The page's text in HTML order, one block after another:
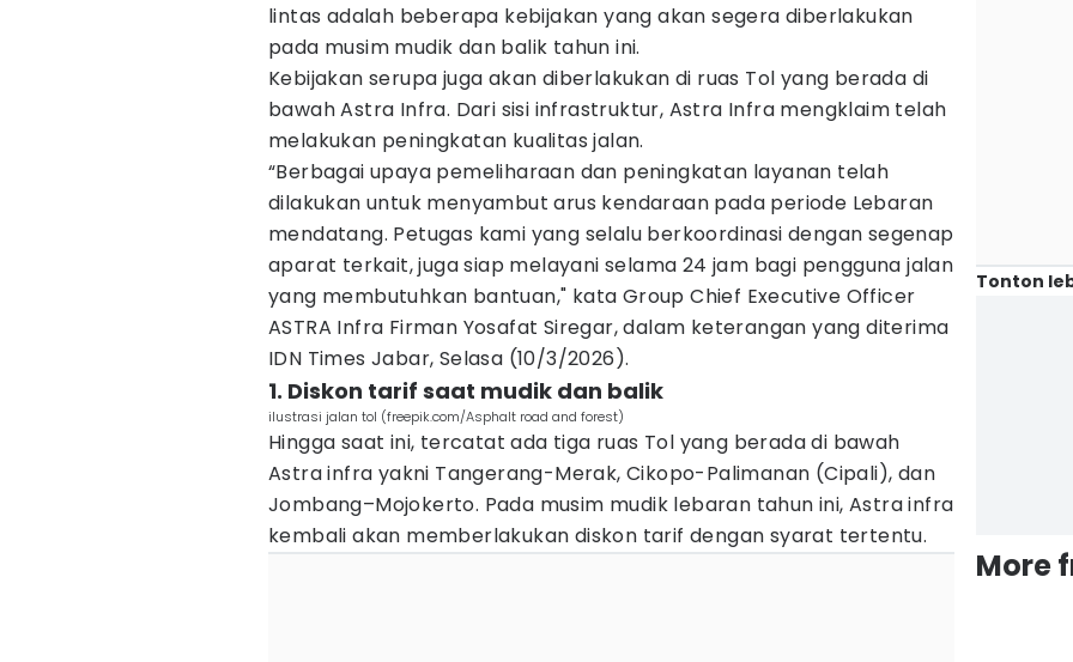
lintas adalah beberapa kebijakan yang akan segera diberlakukan
pada musim mudik dan balik tahun ini.
Kebijakan serupa juga akan diberlakukan di ruas Tol yang berada di
bawah Astra Infra. Dari sisi infrastruktur, Astra Infra mengklaim telah
melakukan peningkatan kualitas jalan.
“Berbagai upaya pemeliharaan dan peningkatan layanan telah
dilakukan untuk menyambut arus kendaraan pada periode Lebaran
mendatang. Petugas kami yang selalu berkoordinasi dengan segenap
aparat terkait, juga siap melayani selama 24 jam bagi pengguna jalan
yang membutuhkan bantuan," kata Group Chief Executive Officer
ASTRA Infra Firman Yosafat Siregar, dalam keterangan yang diterima
IDN Times Jabar, Selasa (10/3/2026).
1. Diskon tarif saat mudik dan balik
ilustrasi jalan tol (freepik.com/Asphalt road and forest)
Hingga saat ini, tercatat ada tiga ruas Tol yang berada di bawah
Astra infra yakni Tangerang-Merak, Cikopo-Palimanan (Cipali), dan
Jombang–Mojokerto. Pada musim mudik lebaran tahun ini, Astra infra
kembali akan memberlakukan diskon tarif dengan syarat tertentu.
Tonton
More